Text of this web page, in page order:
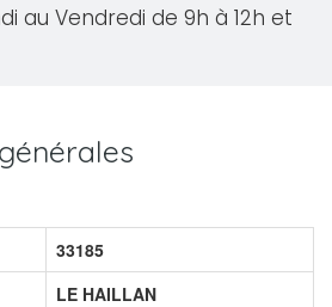
au Vendredi de 9h à 12h et
33185
LE HAILLAN